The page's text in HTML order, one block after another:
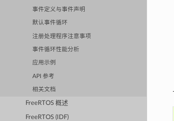
事件定义与事件声明
默认事件循环
注册处理程序注意事项
事件循环性能分析
应用示例
API 参考
相关文档
FreeRTOS 概述
FreeRTOS (IDF)